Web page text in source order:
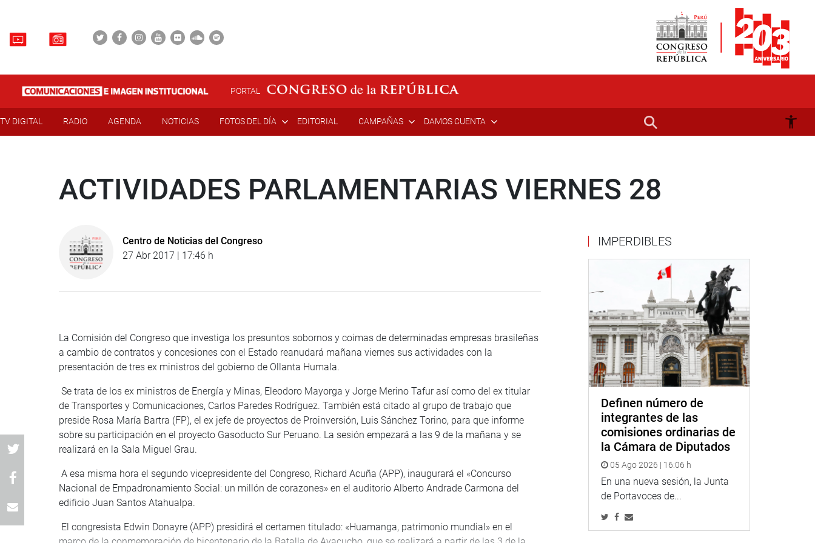
PORTAL
TV DIGITAL RADIO AGENDA NOTICIAS FOTOS DEL DÍA EDITORIAL CAMPAÑAS DAMOS CUENTA
ACTIVIDADES PARLAMENTARIAS VIERNES 28
Centro de Noticias del Congreso
27 Abr 2017 | 17:46 h
La Comisión del Congreso que investiga los presuntos sobornos y coimas de determinadas empresas brasileñas
a cambio de contratos y concesiones con el Estado reanudará mañana viernes sus actividades con la
presentación de tres ex ministros del gobierno de Ollanta Humala.
Se trata de los ex ministros de Energía y Minas, Eleodoro Mayorga y Jorge Merino Tafur así como del ex titular
de Transportes y Comunicaciones, Carlos Paredes Rodríguez. También está citado al grupo de trabajo que
preside Rosa María Bartra (FP), el ex jefe de proyectos de Proinversión, Luis Sánchez Torino, para que informe
sobre su participación en el proyecto Gasoducto Sur Peruano. La sesión empezará a las 9 de la mañana y se
realizará en la Sala Miguel Grau.
A esa misma hora el segundo vicepresidente del Congreso, Richard Acuña (APP), inaugurará el «Concurso
Nacional de Empadronamiento Social: un millón de corazones» en el auditorio Alberto Andrade Carmona del
edificio Juan Santos Atahualpa.
El congresista Edwin Donayre (APP) presidirá el certamen titulado: «Huamanga, patrimonio mundial» en el
IMPERDIBLES
Definen número de
integrantes de las
comisiones ordinarias de
la Cámara de Diputados
05 Ago 2026 | 16:06 h
En una nueva sesión, la Junta
de Portavoces de...